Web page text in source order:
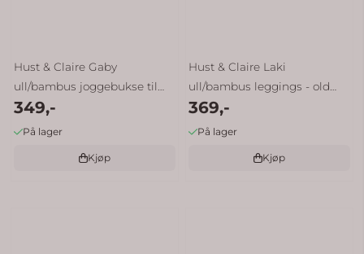
Hust & Claire Gaby
ull/bambus joggebukse til
barn ...
349,-
På lager
Kjøp
Hust & Claire Laki
ull/bambus leggings - old
rose
369,-
På lager
Kjøp